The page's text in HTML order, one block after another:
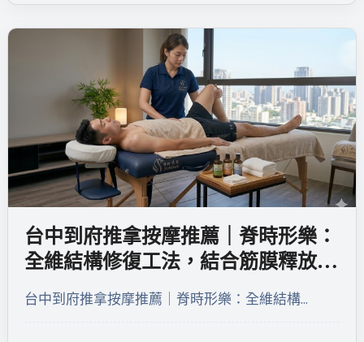
台中到府推拿按摩推薦｜脊時形樂：
全維結構修復工法，結合筋膜釋放與
精油 SPA 的深度療癒
台中到府推拿按摩推薦｜脊時形樂：全維結構…